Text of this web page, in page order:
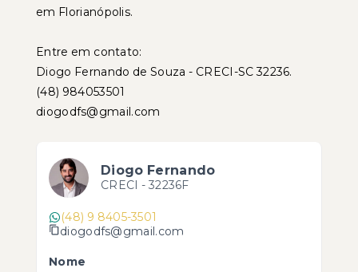
em Florianópolis.
Entre em contato:
Diogo Fernando de Souza - CRECI-SC 32236.
(48) 984053501
diogodfs@gmail.com
Diogo Fernando
CRECI - 32236F
(48) 9 8405-3501
diogodfs@gmail.com
Nome